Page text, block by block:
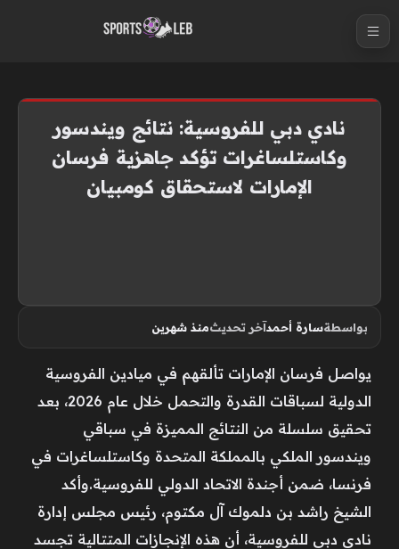
نادي دبي للفروسية: نتائج ويندسور
وكاستلساغرات تؤكد جاهزية فرسان
الإمارات لاستحقاق كومبيان
بواسطةسارة أحمدآخر تحديثمنذ شهرين
يواصل فرسان الإمارات تألقهم في ميادين الفروسية
الدولية لسباقات القدرة والتحمل خلال عام 2026، بعد
تحقيق سلسلة من النتائج المميزة في سباقي
ويندسور الملكي بالمملكة المتحدة وكاستلساغرات في
فرنسا، ضمن أجندة الاتحاد الدولي للفروسية.وأكد
الشيخ راشد بن دلموك آل مكتوم، رئيس مجلس إدارة
نادي دبي للفروسية، أن هذه الإنجازات المتتالية تجسد